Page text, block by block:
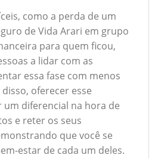
como a perda de um
de Vida Arari em grupo
para quem ficou,
a lidar com as
essa fase com menos
oferecer esse
um diferencial na hora de
e reter os seus
que você se
estar de cada um deles.